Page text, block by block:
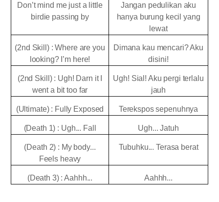
Don’t mind me just a little
birdie passing by
Jangan pedulikan aku
hanya burung kecil yang
lewat
(2nd Skill) : Where are you
looking? I’m here!
Dimana kau mencari? Aku
disini!
(2nd Skill) : Ugh! Darn it I
went a bit too far
Ugh! Sial! Aku pergi terlalu
jauh
(Ultimate) : Fully Exposed Terekspos sepenuhnya
(Death 1) : Ugh... Fall Ugh... Jatuh
(Death 2) : My body...
Feels heavy
Tubuhku... Terasa berat
(Death 3) : Aahhh... Aahhh...